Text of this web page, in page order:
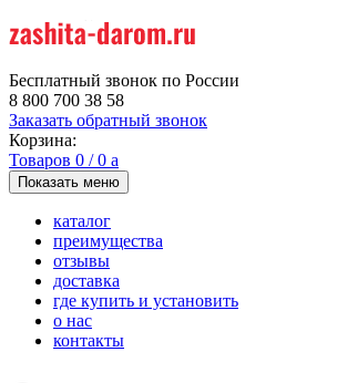
Бесплатный звонок по России
8 800 700 38 58
Заказать обратный звонок
Корзина:
Товаров 0 /0 a
Показать меню
каталог
преимущества
отзывы
доставка
где купить и установить
о нас
контакты